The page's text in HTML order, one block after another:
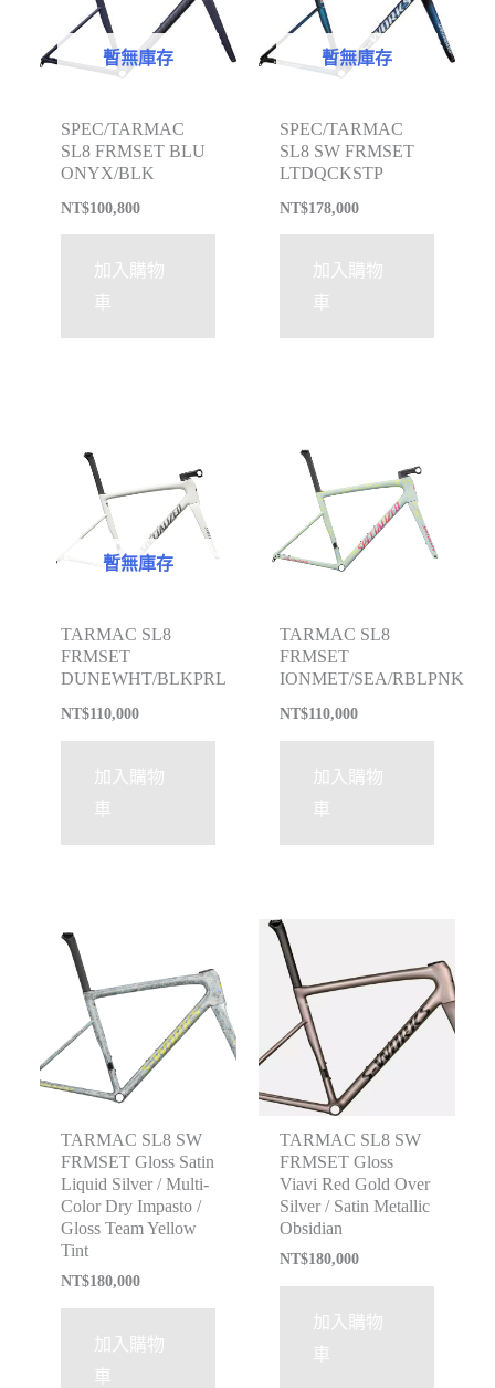
暫無庫存
SPEC/TARMAC
SL8 FRMSET BLU
ONYX/BLK
NT$100,800
加入購物
車
暫無庫存
SPEC/TARMAC
SL8 SW FRMSET
LTDQCKSTP
NT$178,000
加入購物
車
暫無庫存
TARMAC SL8
FRMSET
DUNEWHT/BLKPRL
NT$110,000
加入購物
車
TARMAC SL8
FRMSET
IONMET/SEA/RBLPNK
NT$110,000
加入購物
車
TARMAC SL8 SW
FRMSET Gloss Satin
Liquid Silver / Multi-
Color Dry Impasto /
Gloss Team Yellow
Tint
NT$180,000
加入購物
車
TARMAC SL8 SW
FRMSET Gloss
Viavi Red Gold Over
Silver / Satin Metallic
Obsidian
NT$180,000
加入購物
車